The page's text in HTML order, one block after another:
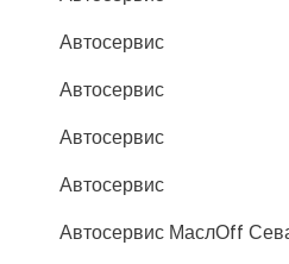
Автосервис
Автосервис
Автосервис
Автосервис
Автосервис МаслОff